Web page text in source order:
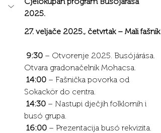
2025.
27. veljače 2025., četvrtak – Mali fašnik
9:30 – Otvorenje 2025. Busójárása.
Otvara gradonačelnik Mohacsa.
14:00 – Fašnička povorka od
Sokackör do centra.
14:30 – Nastupi dječjih folklornih i
busó grupa.
16:00 – Prezentacija busó rekvizita.